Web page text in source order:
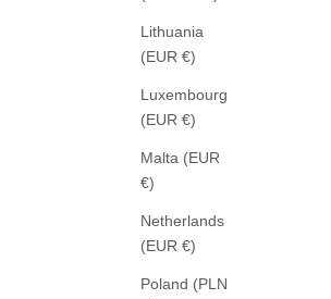
Lithuania
(EUR €)
Luxembourg
(EUR €)
Malta (EUR
€)
Netherlands
(EUR €)
Poland (PLN